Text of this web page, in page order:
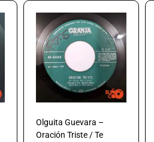
Olguita Guevara –
Oración Triste / Te